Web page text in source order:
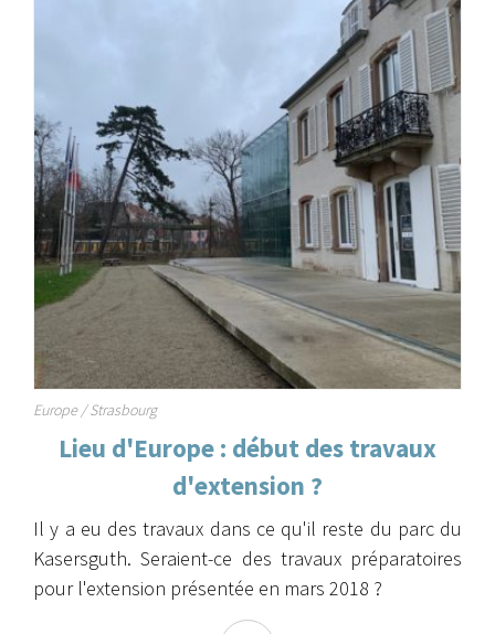
Europe / Strasbourg
Lieu d'Europe : début des travaux
d'extension ?
Il y a eu des travaux dans ce qu'il reste du parc du
Kasersguth. Seraient-ce des travaux préparatoires
pour l'extension présentée en mars 2018 ?